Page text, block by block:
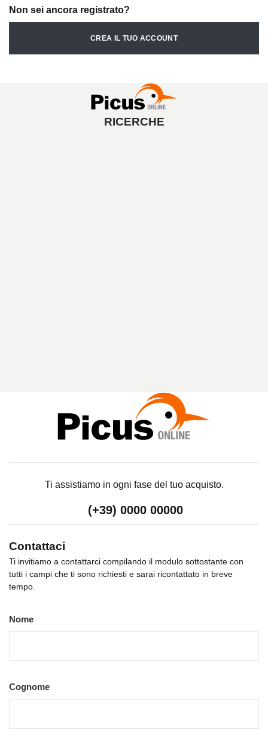
Non sei ancora registrato?
CREA IL TUO ACCOUNT
RICERCHE
Ti assistiamo in ogni fase del tuo acquisto.
(+39) 0000 00000
Contattaci
Ti invitiamo a contattarci compilando il modulo sottostante con
tutti i campi che ti sono richiesti e sarai ricontattato in breve
tempo.
Nome
Cognome